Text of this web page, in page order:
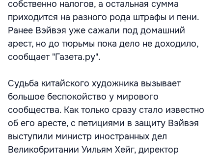
собственно налогов, а остальная сумма
приходится на разного рода штрафы и пени.
Ранее Вэйвэя уже сажали под домашний
арест, но до тюрьмы пока дело не доходило,
сообщает "Газета.ру".
Судьба китайского художника вызывает
большое беспокойство у мирового
сообщества. Как только сразу стало известно
об его аресте, с петициями в защиту Вэйвэя
выступили министр иностранных дел
Великобритании Уильям Хейг, директор